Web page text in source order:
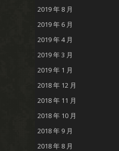
2019 年 8 月
2019 年 6 月
2019 年 4 月
2019 年 3 月
2019 年 1 月
2018 年 12 月
2018 年 11 月
2018 年 10 月
2018 年 9 月
2018 年 8 月